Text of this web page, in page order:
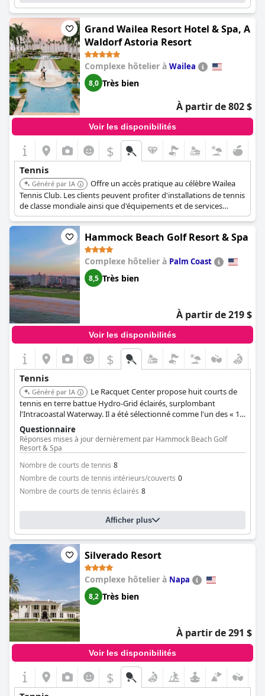
Grand Wailea Resort Hotel & Spa, A
Waldorf Astoria Resort
Complexe hôtelier à Wailea
8,0 Très bien
À partir de 802 $
Voir les disponibilités
$
Tennis
Généré par IA
Offre un accès pratique au célèbre Wailea
Tennis Club. Les clients peuvent profiter d'installations de tennis
de classe mondiale ainsi que d'équipements et de services
luxueux.
Hammock Beach Golf Resort & Spa
Complexe hôtelier à Palm Coast
8,5 Très bien
À partir de 219 $
Voir les disponibilités
$
Tennis
Généré par IA
Le Racquet Center propose huit courts de
tennis en terre battue Hydro-Grid éclairés, surplombant
l'Intracoastal Waterway. Il a été sélectionné comme l'un des « 10
meilleurs complexes de tennis au monde ». La location de
courts et des leçons avec des professionnels du tennis sont
disponibles.
Questionnaire
Réponses mises à jour dernièrement par Hammock Beach Golf
Resort & Spa
Nombre de courts de tennis 8
Nombre de courts de tennis intérieurs/couverts 0
Nombre de courts de tennis éclairés 8
Afficher plus
Silverado Resort
Complexe hôtelier à Napa
8,2 Très bien
À partir de 291 $
Voir les disponibilités
$